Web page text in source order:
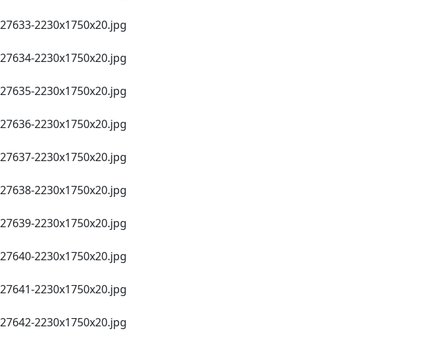
27633-2230х1750х20.jpg
27634-2230х1750х20.jpg
27635-2230х1750х20.jpg
27636-2230х1750х20.jpg
27637-2230х1750х20.jpg
27638-2230х1750х20.jpg
27639-2230х1750х20.jpg
27640-2230х1750х20.jpg
27641-2230х1750х20.jpg
27642-2230х1750х20.jpg